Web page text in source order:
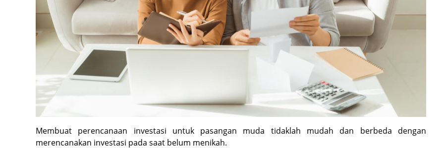
Membuat perencanaan investasi untuk pasangan muda tidaklah mudah dan berbeda dengan
merencanakan investasi pada saat belum menikah.